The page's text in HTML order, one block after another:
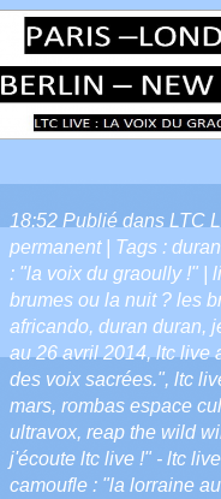
18:52 Publié dans LTC
permanent| Tags :
: "la voix du graoully !" |
brumes ou la nuit ? les
africando, duran duran,
au 26 avril 2014,ltc live
des voix sacrées.", ltc
mars, rombas espace
ultravox, reap the wild
j'écoute ltc live !" - ltc
camoufle : "la lorraine